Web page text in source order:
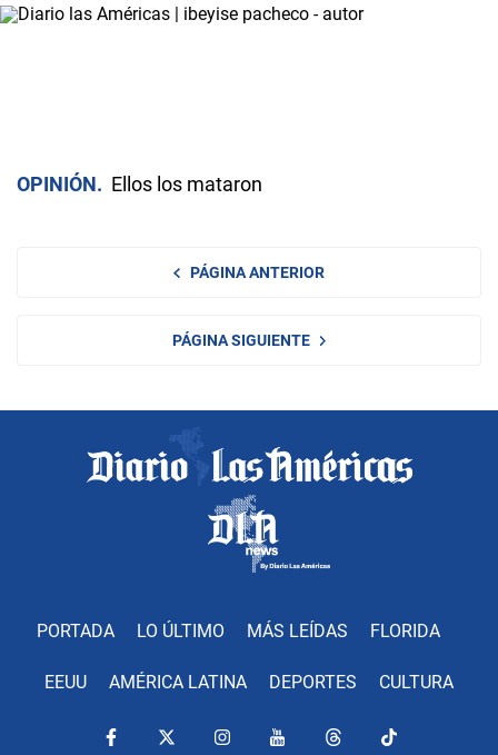
OPINIÓN Ellos los mataron
PÁGINA ANTERIOR
PÁGINA SIGUIENTE
PORTADA LO ÚLTIMO MÁS LEÍDAS FLORIDA
EEUU AMÉRICA LATINA DEPORTES CULTURA